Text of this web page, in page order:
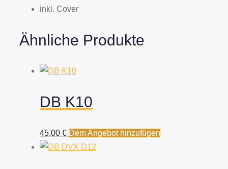
inkl. Cover
Ähnliche Produkte
DB K10
45,00 € Dem Angebot hinzufügen